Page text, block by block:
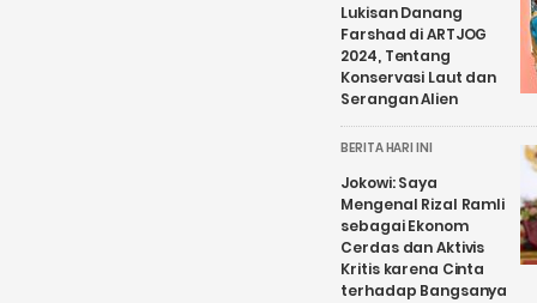
Lukisan Danang
Farshad di ARTJOG
2024, Tentang
Konservasi Laut dan
Serangan Alien
BERITA HARI INI
Jokowi: Saya
Mengenal Rizal Ramli
sebagai Ekonom
Cerdas dan Aktivis
Kritis karena Cinta
terhadap Bangsanya